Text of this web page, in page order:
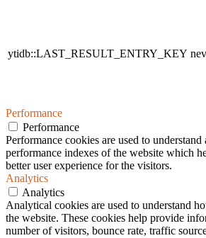
ytidb::LAST_RESULT_ENTRY_KEY
Performance
Performance
Performance cookies are used to
performance indexes of the website which
better user experience for the visitors.
Analytics
Analytics
Analytical cookies are used to understand
the website. These cookies help provide
number of visitors, bounce rate, traffic